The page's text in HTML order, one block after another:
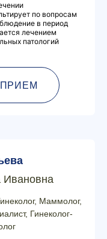
по вопросам
в период
лечением
патологий
Ивановна
Маммолог,
Гинеколог-